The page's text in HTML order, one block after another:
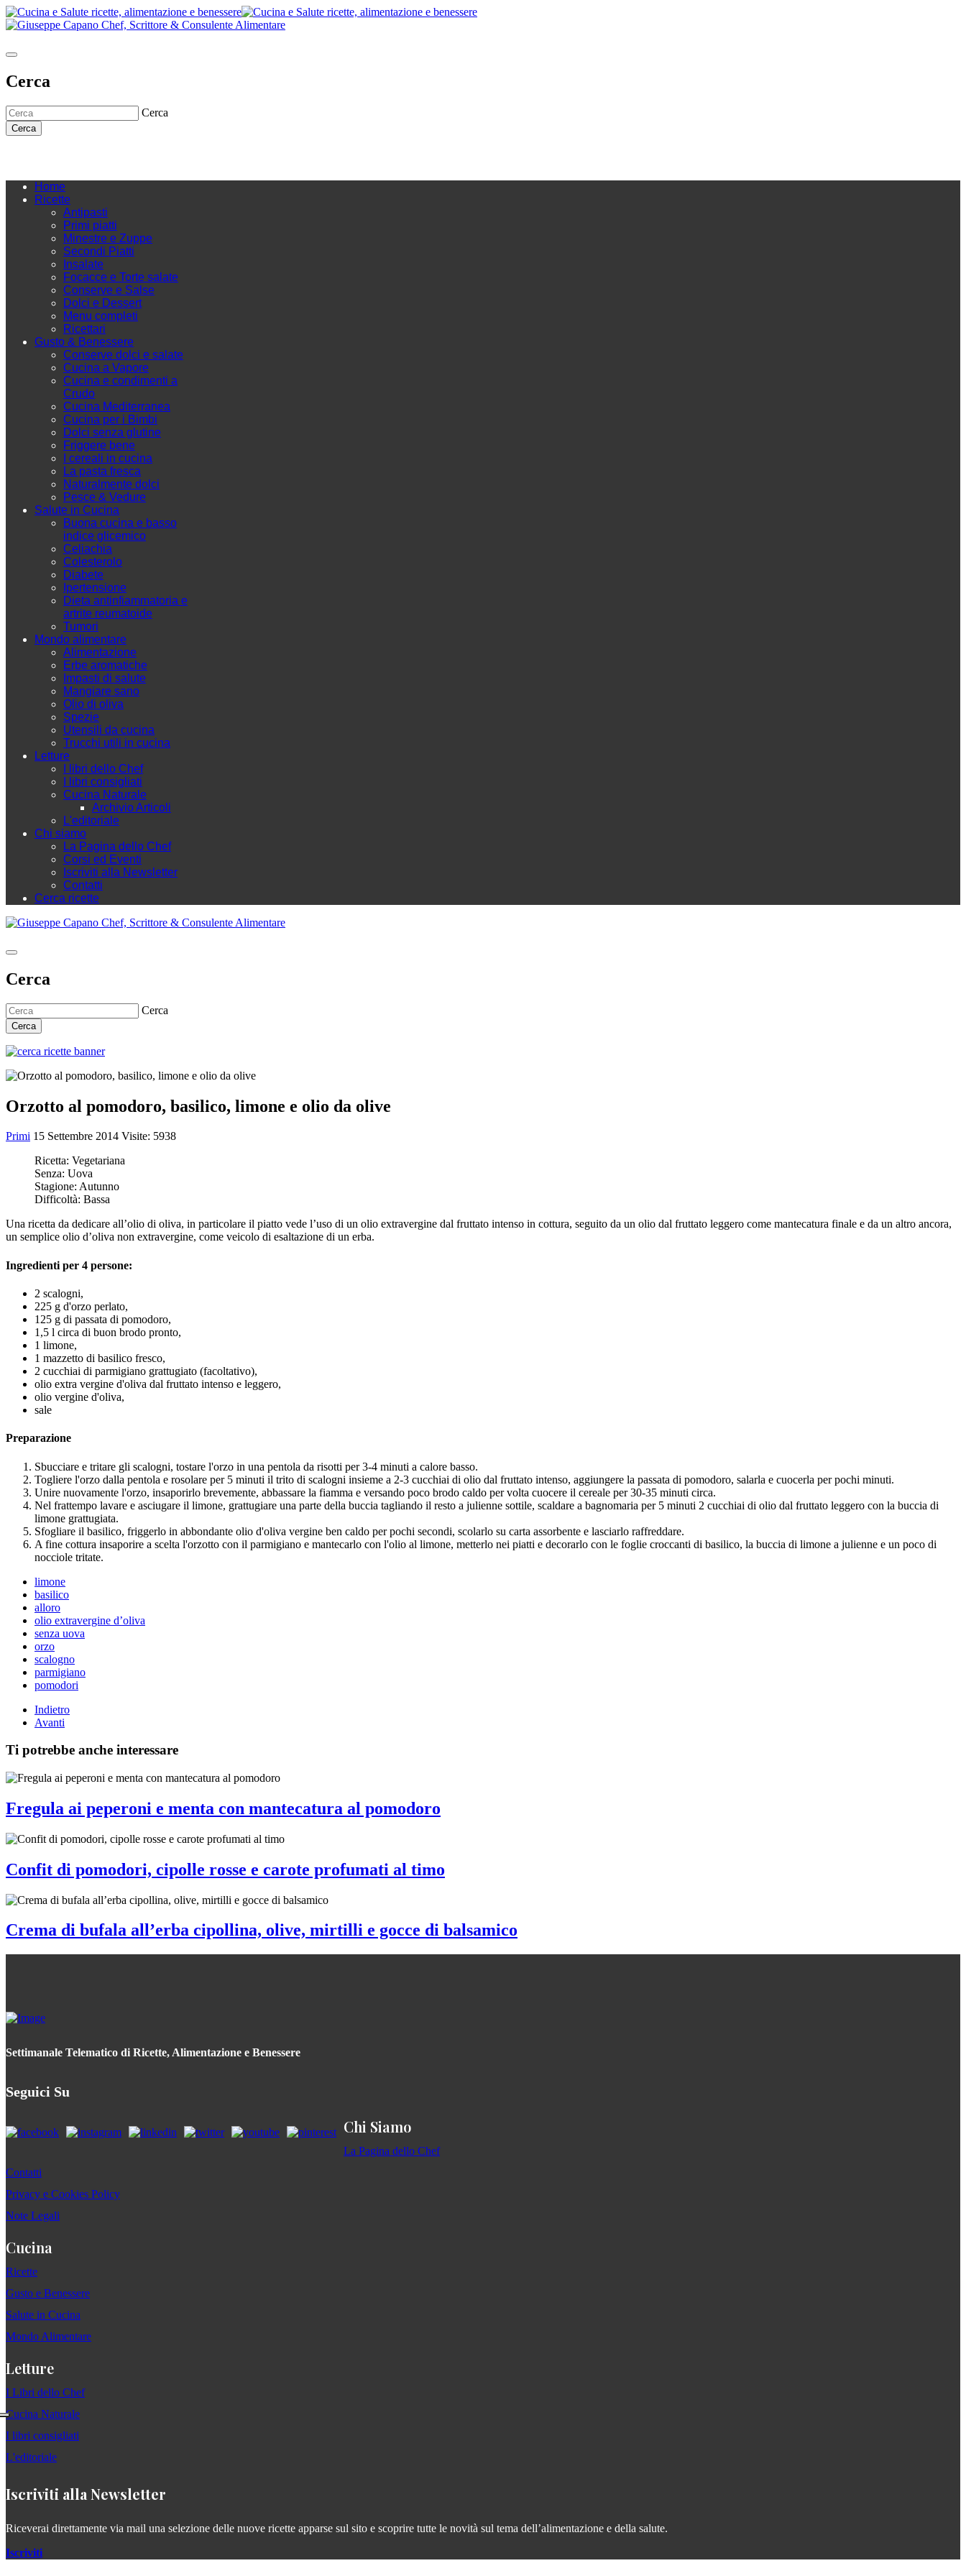
Cerca
Cerca
Cerca
Home
Ricette
Antipasti
Primi piatti
Minestre e Zuppe
Secondi Piatti
Insalate
Focacce e Torte salate
Conserve e Salse
Dolci e Dessert
Menu completi
Ricettari
Gusto & Benessere
Conserve dolci e salate
Cucina a Vapore
Cucina e condimenti a
Crudo
Cucina Mediterranea
Cucina per i Bimbi
Dolci senza glutine
Friggere bene
I cereali in cucina
La pasta fresca
Naturalmente dolci
Pesce & Vedure
Salute in Cucina
Buona cucina e basso
indice glicemico
Celiachia
Colesterolo
Diabete
Ipertensione
Dieta antinfiammatoria e
artrite reumatoide
Tumori
Mondo alimentare
Alimentazione
Erbe aromatiche
Impasti di salute
Mangiare sano
Olio di oliva
Spezie
Utensili da cucina
Trucchi utili in cucina
Letture
I libri dello Chef
I libri consigliati
Cucina Naturale
Archivio Articoli
L'editoriale
Chi siamo
La Pagina dello Chef
Corsi ed Eventi
Iscriviti alla Newsletter
Contatti
Cerca ricette
Cerca
Cerca
Cerca
Orzotto al pomodoro, basilico, limone e olio da olive
Primi 15 Settembre 2014 Visite: 5938
Ricetta: Vegetariana
Senza: Uova
Stagione: Autunno
Difficoltà: Bassa
Una ricetta da dedicare all’olio di oliva, in particolare il piatto vede l’uso di un olio extravergine dal fruttato intenso in cottura, seguito da un olio dal fruttato leggero come mantecatura finale e da un altro ancora,
un semplice olio d’oliva non extravergine, come veicolo di esaltazione di un erba.
Ingredienti per 4 persone:
2 scalogni,
225 g d'orzo perlato,
125 g di passata di pomodoro,
1,5 l circa di buon brodo pronto,
1 limone,
1 mazzetto di basilico fresco,
2 cucchiai di parmigiano grattugiato (facoltativo),
olio extra vergine d'oliva dal fruttato intenso e leggero,
olio vergine d'oliva,
sale
Preparazione
Sbucciare e tritare gli scalogni, tostare l'orzo in una pentola da risotti per 3-4 minuti a calore basso.
Togliere l'orzo dalla pentola e rosolare per 5 minuti il trito di scalogni insieme a 2-3 cucchiai di olio dal fruttato intenso, aggiungere la passata di pomodoro, salarla e cuocerla per pochi minuti.
Unire nuovamente l'orzo, insaporirlo brevemente, abbassare la fiamma e versando poco brodo caldo per volta cuocere il cereale per 30-35 minuti circa.
Nel frattempo lavare e asciugare il limone, grattugiare una parte della buccia tagliando il resto a julienne sottile, scaldare a bagnomaria per 5 minuti 2 cucchiai di olio dal fruttato leggero con la buccia di
limone grattugiata.
Sfogliare il basilico, friggerlo in abbondante olio d'oliva vergine ben caldo per pochi secondi, scolarlo su carta assorbente e lasciarlo raffreddare.
A fine cottura insaporire a scelta l'orzotto con il parmigiano e mantecarlo con l'olio al limone, metterlo nei piatti e decorarlo con le foglie croccanti di basilico, la buccia di limone a julienne e un poco di
nocciole tritate.
limone
basilico
alloro
olio extravergine d’oliva
senza uova
orzo
scalogno
parmigiano
pomodori
Indietro
Avanti
Ti potrebbe anche interessare
Fregula ai peperoni e menta con mantecatura al pomodoro
Confit di pomodori, cipolle rosse e carote profumati al timo
Crema di bufala all’erba cipollina, olive, mirtilli e gocce di balsamico
Settimanale Telematico di Ricette, Alimentazione e Benessere
Seguici Su
Chi Siamo
La Pagina dello Chef
Contatti
Privacy e Cookies Policy
Note Legali
Cucina
Ricette
Gusto e Benessere
Salute in Cucina
Mondo Alimentare
Letture
I Libri dello Chef
Cucina Naturale
I libri consigliati
L'editoriale
Iscriviti alla Newsletter
Riceverai direttamente via mail una selezione delle nuove ricette apparse sul sito e scoprire tutte le novità sul tema dell’alimentazione e della salute.
Iscriviti